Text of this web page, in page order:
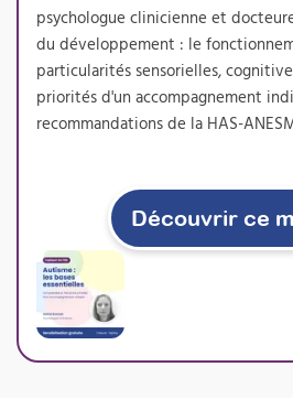
demandée par les familles
tout en enrichissant
pratique professionnelle.
Prochaine session 05/10/2026
Durée 18h réparties
À
psychologue clinicienne et
du développement : le
particularités sensorielles,
priorités d'un accompagnement
recommandations de la HAS-
Découvrir ce